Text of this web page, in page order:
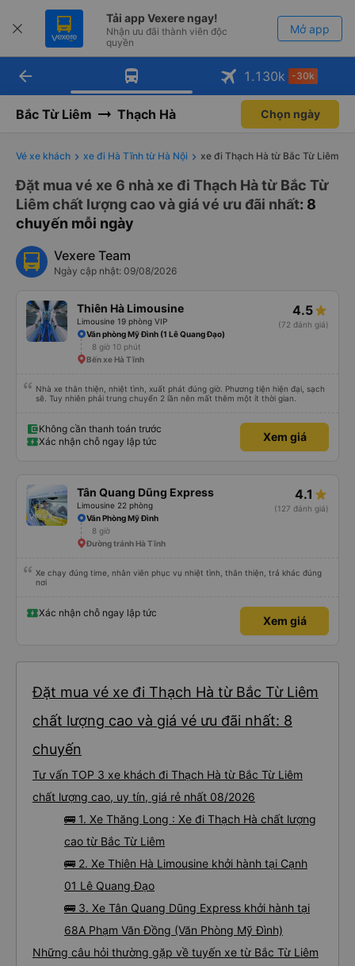
Tải app Vexere ngay!
Nhận ưu đãi thành viên độc
quyền
Mở app
Tải app Vexere
-30k/ghế khi đặt vé máy bay qua
Mở app
arrow_back 1.130k -30k
Bắc Từ Liêm Thạch Hà Chọn ngày
Vé xe khách xe đi Hà Tĩnh từ Hà Nội xe đi Thạch Hà từ Bắc Từ Liêm
Đặt mua vé xe 6 nhà xe đi Thạch Hà từ Bắc Từ
Liêm chất lượng cao và giá vé ưu đãi nhất: 8
chuyến mỗi ngày
Vexere Team
Ngày cập nhật: 09/08/2026
Thiên Hà Limousine
Limousine 19 phòng VIP
4.5
(72 đánh giá)
Văn phòng Mỹ Đình (1 Lê Quang Đạo)
8 giờ 10 phút
Bến xe Hà Tĩnh
Nhà xe thân thiện, nhiệt tình, xuất phát đúng giờ. Phương tiện hiện đại, sạch
sẽ. Tuy nhiên phải trung chuyển 2 lần nên mất thêm một ít thời gian.
Không cần thanh toán trước
Xác nhận chỗ ngay lập tức
Xem giá
Tân Quang Dũng Express
Limousine 22 phòng
4.1
(127 đánh giá)
Văn Phòng Mỹ Đình
8 giờ
Đường tránh Hà Tĩnh
Xe chạy đúng time, nhân viên phục vụ nhiệt tình, thân thiện, trả khác đúng
nơi
Xác nhận chỗ ngay lập tức
Xem giá
Đặt mua vé xe đi Thạch Hà từ Bắc Từ Liêm
chất lượng cao và giá vé ưu đãi nhất: 8
chuyến
Tư vấn TOP 3 xe khách đi Thạch Hà từ Bắc Từ Liêm
chất lượng cao, uy tín, giá rẻ nhất 08/2026
🚌 1. Xe Thăng Long : Xe đi Thạch Hà chất lượng
cao từ Bắc Từ Liêm
🚌 2. Xe Thiên Hà Limousine khởi hành tại Cạnh
01 Lê Quang Đạo
🚌 3. Xe Tân Quang Dũng Express khởi hành tại
68A Phạm Văn Đồng (Văn Phòng Mỹ Đình)
Những câu hỏi thường gặp về tuyến xe từ Bắc Từ Liêm